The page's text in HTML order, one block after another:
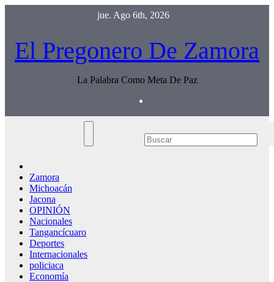
jue. Ago 6th, 2026
El Pregonero De Zamora
La Palabra Como Meta De Paz
Zamora
Michoacán
Jacona
OPINIÓN
Nacionales
Tangancícuaro
Deportes
Internacionales
policiaca
Economía